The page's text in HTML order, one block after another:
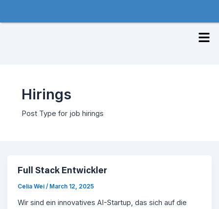
Hirings
Post Type for job hirings
Full Stack Entwickler
Celia Wei/ March 12, 2025
Wir sind ein innovatives AI-Startup, das sich auf die